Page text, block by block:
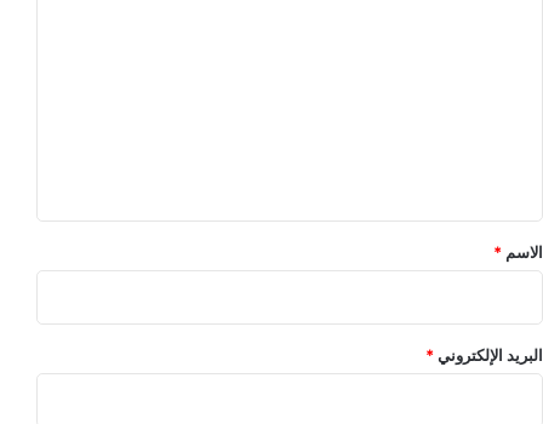
*
الاسم *
البريد الإلكتروني*